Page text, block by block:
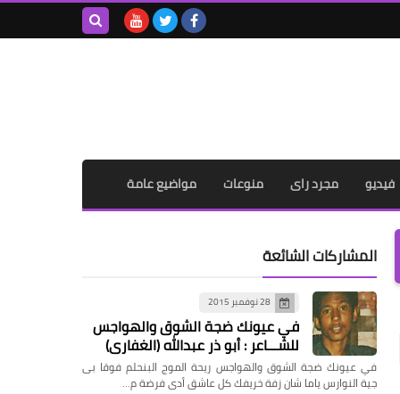
فيديو مجرد راى منوعات مواضيع عامة
المشاركات الشائعة
28 نوفمبر 2015
في عيونك ضجة الشوق والهواجس
للشـــاعر : أبو ذر عبدالله (الغفاري)
في عيونك ضجة الشوق والهواجس ريحة الموج البنحلم فوقا بى
جية النوارس ياما شان زفة خريفك كل عاشق أدى فرضة م…